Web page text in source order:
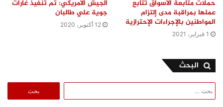
حملات متابعة الأسواق تتابع
عملها بمراقبة مدى إلتزام
المواطنين بالإجراءات الإحترازية
1 فبراير، 2021
الجيش الأمريكي: تم تنفيذ غارات
جوية علي طالبان
12 أكتوبر، 2020
البحث
عن: